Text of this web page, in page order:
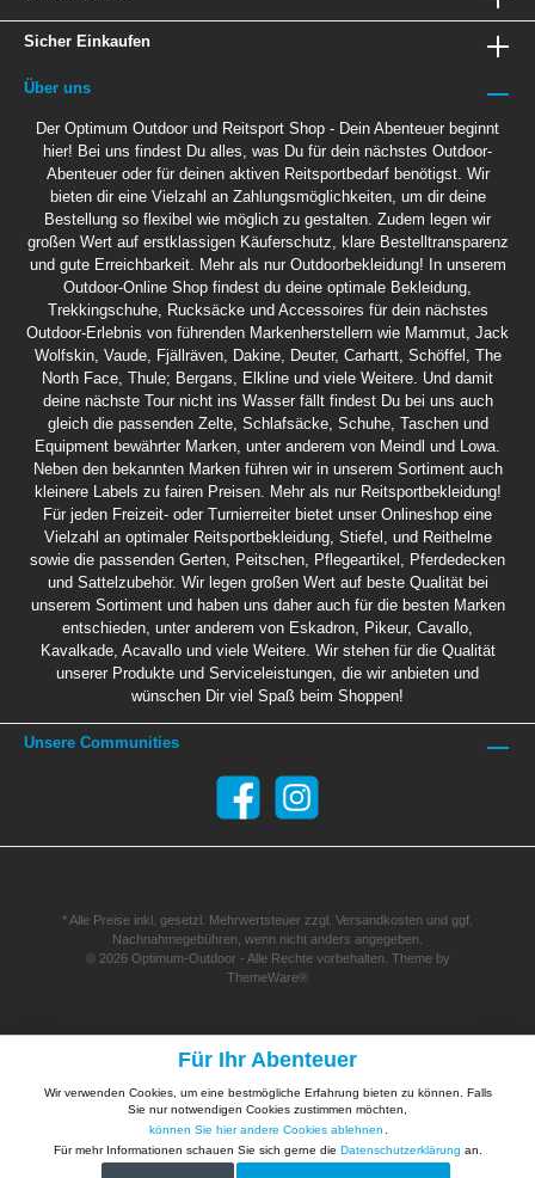
Sicher Einkaufen
Über uns
Der Optimum Outdoor und Reitsport Shop - Dein Abenteuer beginnt
hier! Bei uns findest Du alles, was Du für dein nächstes Outdoor-
Abenteuer oder für deinen aktiven Reitsportbedarf benötigst. Wir
bieten dir eine Vielzahl an Zahlungsmöglichkeiten, um dir deine
Bestellung so flexibel wie möglich zu gestalten. Zudem legen wir
großen Wert auf erstklassigen Käuferschutz, klare Bestelltransparenz
und gute Erreichbarkeit. Mehr als nur Outdoorbekleidung! In unserem
Outdoor-Online Shop findest du deine optimale Bekleidung,
Trekkingschuhe, Rucksäcke und Accessoires für dein nächstes
Outdoor-Erlebnis von führenden Markenherstellern wie Mammut, Jack
Wolfskin, Vaude, Fjällräven, Dakine, Deuter, Carhartt, Schöffel, The
North Face, Thule; Bergans, Elkline und viele Weitere. Und damit
deine nächste Tour nicht ins Wasser fällt findest Du bei uns auch
gleich die passenden Zelte, Schlafsäcke, Schuhe, Taschen und
Equipment bewährter Marken, unter anderem von Meindl und Lowa.
Neben den bekannten Marken führen wir in unserem Sortiment auch
kleinere Labels zu fairen Preisen. Mehr als nur Reitsportbekleidung!
Für jeden Freizeit- oder Turnierreiter bietet unser Onlineshop eine
Vielzahl an optimaler Reitsportbekleidung, Stiefel, und Reithelme
sowie die passenden Gerten, Peitschen, Pflegeartikel, Pferdedecken
und Sattelzubehör. Wir legen großen Wert auf beste Qualität bei
unserem Sortiment und haben uns daher auch für die besten Marken
entschieden, unter anderem von Eskadron, Pikeur, Cavallo,
Kavalkade, Acavallo und viele Weitere. Wir stehen für die Qualität
unserer Produkte und Serviceleistungen, die wir anbieten und
wünschen Dir viel Spaß beim Shoppen!
Unsere Communities
* Alle Preise inkl. gesetzl. Mehrwertsteuer zzgl. Versandkosten und ggf.
Nachnahmegebühren, wenn nicht anders angegeben.
© 2026 Optimum-Outdoor - Alle Rechte vorbehalten. Theme by
ThemeWare®
Für Ihr Abenteuer
Wir verwenden Cookies, um eine bestmögliche Erfahrung bieten zu können. Falls
Sie nur notwendigen Cookies zustimmen möchten,
können Sie hier andere Cookies ablehnen
Für mehr Informationen schauen Sie sich gerne die Datenschutzerklärung an.